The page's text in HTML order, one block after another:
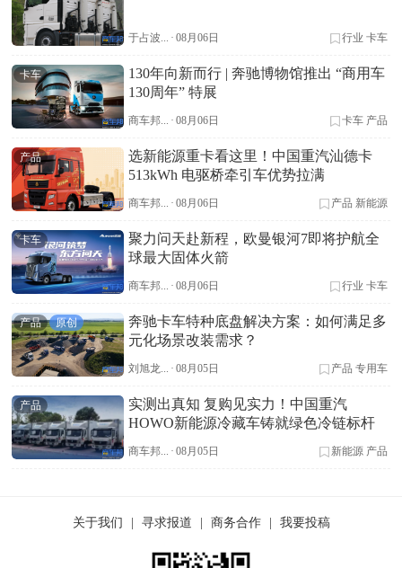
于占波... · 08月06日 行业 卡车
卡车
130年向新而行 | 奔驰博物馆推出 “商用车
130周年” 特展
商车邦... · 08月06日 卡车 产品
产品
选新能源重卡看这里！中国重汽汕德卡
513kWh 电驱桥牵引车优势拉满
商车邦... · 08月06日 产品 新能源
卡车
聚力问天赴新程，欧曼银河7即将护航全
球最大固体火箭
商车邦... · 08月06日 行业 卡车
产品 原创
奔驰卡车特种底盘解决方案：如何满足多
元化场景改装需求？
刘旭龙... · 08月05日 产品 专用车
产品
实测出真知 复购见实力！中国重汽
HOWO新能源冷藏车铸就绿色冷链标杆
商车邦... · 08月05日 新能源 产品
关于我们 | 寻求报道 | 商务合作 | 我要投稿